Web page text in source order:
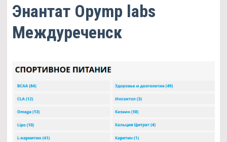
Энантат Opymp labs
Междуреченск